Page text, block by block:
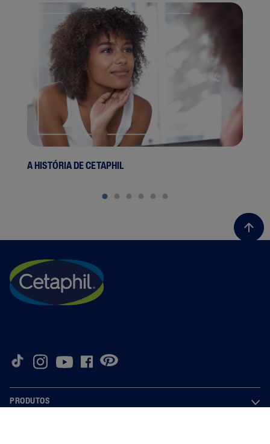
A HISTÓRIA DE CETAPHIL
PRODUTOS